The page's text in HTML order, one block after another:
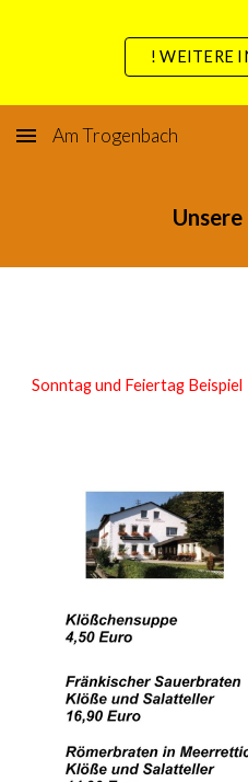
Skip to main content
! WEITERE
Am Trogenbach
Sonntag und Feiertag Beispiel